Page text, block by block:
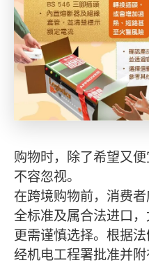
购物时，除了希望又
不容忽视。
在跨境购物前，消费
全标准及属合法进口，
更需谨慎选择。根据
经机电工程署批准并附